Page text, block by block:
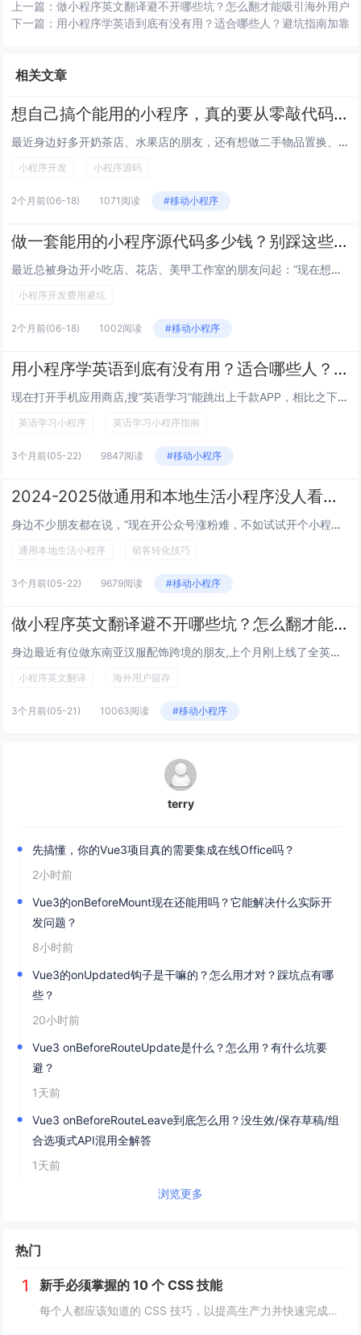
上一篇：做小程序英文翻译避不开哪些坑？怎么翻才能吸引海外用户
下一篇： 用小程序学英语到底有没有用？适合哪些人？避坑指南加靠
相关文章
想自己搞个能用的小程序，真的要从零敲代码吗？找现成的小程序源码靠谱不？
最近身边好多开奶茶店、水果店的朋友，还有想做二手物品置换、社区通知群类轻工具的大学生，都在问我这俩问题——毕竟自己从零敲...
小程序开发 小程序源码
2个月前(06-18) 1071阅读 #移动小程序
做一套能用的小程序源代码多少钱？别踩这些坑！
最近总被身边开小吃店、花店、美甲工作室的朋友问起：“现在想做个能点单、约课的小程序，直接买现成的源代码靠谱吗？大概得花多...
小程序开发费用避坑
2个月前(06-18) 1002阅读 #移动小程序
用小程序学英语到底有没有用？适合哪些人？避坑指南加靠谱用法有吗？
现在打开手机应用商店,搜“英语学习”能跳出上千款APP，相比之下，不用下载占内存、打开即用的英语小程序反而成了很多人摸鱼...
英语学习小程序 英语学习小程序指南
3个月前(05-22) 9847阅读 #移动小程序
2024-2025做通用和本地生活小程序没人看没人下单怎么办？试试这6个小成本留客转化型技巧
身边不少朋友都在说，“现在开公众号涨粉难，不如试试开个小程序？”但真把小程序搭完了，后台数据一片安静——浏览量个位数，下...
通用本地生活小程序 留客转化技巧
3个月前(05-22) 9679阅读 #移动小程序
做小程序英文翻译避不开哪些坑？怎么翻才能吸引海外用户留存？
身边最近有位做东南亚汉服配饰跨境的朋友,上个月刚上线了全英文微信海外版小程序，结果一周下来连个下单咨询都没有，还收到几个...
小程序英文翻译 海外用户留存
3个月前(05-21) 10063阅读 #移动小程序
terry
先搞懂，你的Vue3项目真的需要集成在线Office吗？
2小时前
Vue3的onBeforeMount现在还能用吗？它能解决什么实际开
发问题？
8小时前
Vue3的onUpdated钩子是干嘛的？怎么用才对？踩坑点有哪
些？
20小时前
Vue3 onBeforeRouteUpdate是什么？怎么用？有什么坑要
避？
1天前
Vue3 onBeforeRouteLeave到底怎么用？没生效/保存草稿/组
合选项式API混用全解答
1天前
浏览更多
热门
1 新手必须掌握的 10 个 CSS 技能
每个人都应该知道的 CSS 技巧，以提高生产力并快速完成项目。 这里我为初学者收集了10个简单且必须知道的秘诀。 重置.css 某些浏览器对每个元素应用不同的样式，因此最好首先休息一下 CSS。 body, div, h1,h2,...